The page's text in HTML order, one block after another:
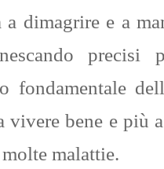
dimagrire e a
precisi
fondamentale
vivere bene e più
malattie.